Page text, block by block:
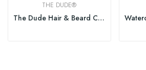
THE DUDE®
The Dude Hair & Beard Conditioner 150ml